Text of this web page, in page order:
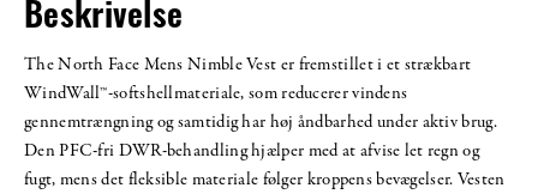
Beskrivelse
The North Face Mens Nimble Vest er fremstillet i et strækbart
WindWall™-softshellmateriale, som reducerer vindens
gennemtrængning og samtidig har høj åndbarhed under aktiv brug.
Den PFC-fri DWR-behandling hjælper med at afvise let regn og
fugt, mens det fleksible materiale følger kroppens bevægelser. Vesten